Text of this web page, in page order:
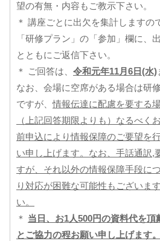
望の有無・内容もご教示下さい。
＊ 講座ごとに出欠を集計しますの
「研修プラン」の「参加」欄に、
とともにご返信下さい。
＊ ご回答は、 令和元年11月6日(水)
なお、会場に空席がある場合は研
ですが、情報伝達に配慮を要する
（上記回答期限よりも）なるべく
前申込により情報保障のご要望を
い申し上げます。なお、手話通訳,
すが、それ以外の情報保障手段に
り対応が困難な可能性もございま
い。
＊ 当日、お1人500円の資料代を
とご協力の程お願い申し上げます。